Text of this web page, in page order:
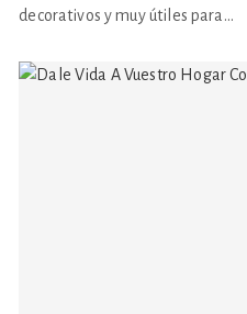
decorativos y muy útiles para…